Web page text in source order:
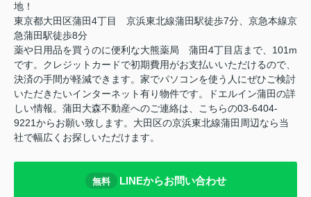
地！
東京都大田区蒲田4丁目 京浜東北線蒲田駅徒歩7分、京急本線京
急蒲田駅徒歩8分
薬や日用品を買うのに便利な大熊薬局 蒲田4丁目店まで、101m
です。クレジットカードで初期費用がお支払いいただけるので、
決済の手間が軽減できます。家でパソコンを使う人にぜひご検討
いただきたいインターネット有り物件です。ドエルイン蒲田の詳
しい情報。蒲田大森不動産へのご連絡は、こちらの03-6404-
9221からお願い致します。大田区の京浜東北線蒲田周辺なら当
社で幅広くお探しいただけます。
無料 LINEからお問い合わせ